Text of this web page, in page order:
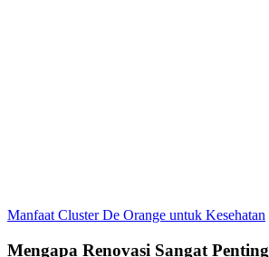
Manfaat Cluster De Orange untuk Kesehatan
Mengapa Renovasi Sangat Penting